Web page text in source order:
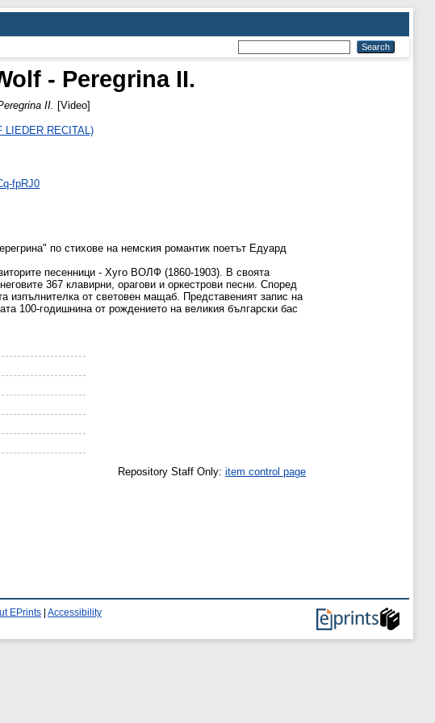
- Peregrina II.
II. [Video]
LIEDER RECITAL)
fpRJ0
по стихове на немския романтик поетът Едуард
песенници - Хуго ВОЛФ (1860-1903). В своята
367 клавирни, орагови и оркестрови песни. Според
изпълнителка от световен мащаб. Представеният запис на
100-годишнина от рождението на великия български бас
Repository Staff Only: item control page
EPrints Accessibility